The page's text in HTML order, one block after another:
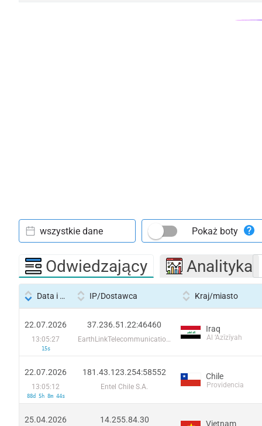
wszystkie dane Pokaż boty
Odwiedzający Analityka
Data i godzina IP/Dostawca Kraj/miasto
22.07.2026
13:05:27
15s
37.236.51.22:46460
EarthLinkTelecommunications
Iraq
Al ‘Azīzīyah
22.07.2026
13:05:12
88d 5h 8m 44s
181.43.123.254:58552
Entel Chile S.A.
Chile
Providencia
25.04.2026 14.255.84.30 Vietnam